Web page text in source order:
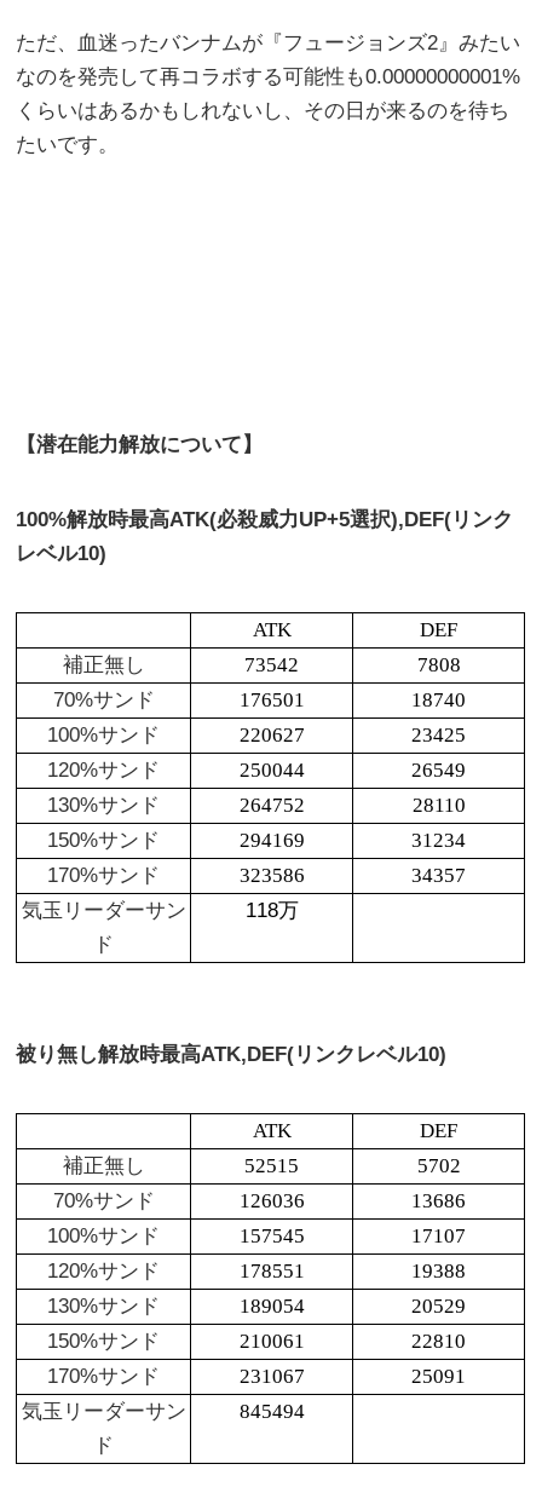
ただ、血迷ったバンナムが『フュージョンズ2』みたい
なのを発売して再コラボする可能性も0.00000000001%
くらいはあるかもしれないし、その日が来るのを待ち
たいです。
【潜在能力解放について】
100%解放時最高ATK(必殺威力UP+5選択),DEF(リンク
レベル10)
ATK
DEF
補正無し
73542
7808
70%サンド
176501
18740
100%サンド
220627
23425
120%サンド
250044
26549
130%サンド
264752
28110
150%サンド
294169
31234
170%サンド
323586
34357
気玉リーダーサン
ド
118万
被り無し解放時最高ATK,DEF(リンクレベル10)
ATK
DEF
補正無し
52515
5702
70%サンド
126036
13686
100%サンド
157545
17107
120%サンド
178551
19388
130%サンド
189054
20529
150%サンド
210061
22810
170%サンド
231067
25091
気玉リーダーサン
ド
845494